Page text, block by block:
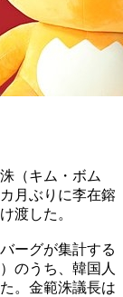
（キム・ボム
月ぶりに李在鎔
渡した。
ーグが集計する
のうち、韓国人
。金範洙議長は